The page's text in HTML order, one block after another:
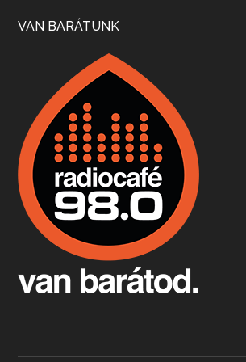
Boston, teadélután, bab és homár
Apr 9, 2026 • 00:37:17
Fermentáljunk, a testünk
Apr 3, 2026 • 00:36:07
VAN BARÁTUNK